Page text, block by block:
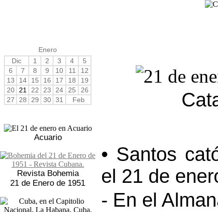
Enero
Dic
1 2 3 4
5
6
7 8 9 10 11
12
13
14 15 16 17 18
19
20
21 22 23 24 25
26
27
28 29 30 31 Feb
Acuario
Revista Bohemia
21 de Enero de 1951
• Santos
el 21 de
- En el